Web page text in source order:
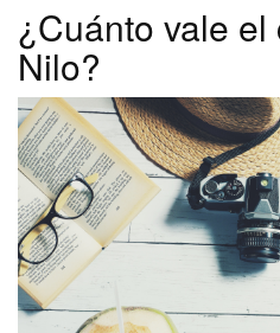
¿Cuánto vale
Nilo?